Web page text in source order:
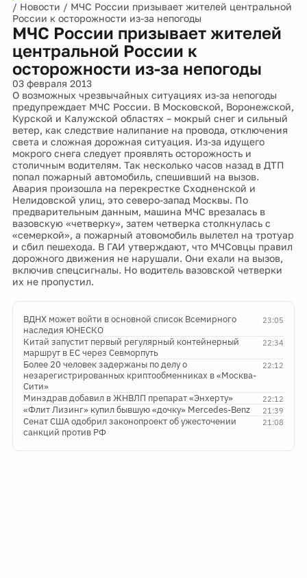
/ Новости / МЧС России призывает жителей центральной
России к осторожности из-за непогоды
МЧС России призывает жителей
центральной России к
осторожности из-за непогоды
03 февраля 2013
О возможных чрезвычайных ситуациях из-за непогоды
предупреждает МЧС России. В Московской, Воронежской,
Курской и Калужской областях – мокрый снег и сильный
ветер, как следствие налипание на провода, отключения
света и сложная дорожная ситуация. Из-за идущего
мокрого снега следует проявлять осторожность и
столичным водителям. Так несколько часов назад в ДТП
попал пожарный автомобиль, спешивший на вызов.
Авария произошла на перекрестке Сходненской и
Нелидовской улиц, это северо-запад Москвы. По
предварительным данным, машина МЧС врезалась в
вазовскую «четверку», затем четверка столкнулась с
«семеркой», а пожарный атовомобиль вылетел на тротуар
и сбил пешехода. В ГАИ утверждают, что МЧСовцы правил
дорожного движения не нарушали. Они ехали на вызов,
включив спецсигналы. Но водитель вазовской четверки
их не пропустил.
23:05
ВДНХ может войти в основной список Всемирного
наследия ЮНЕСКО
22:34
Китай запустит первый регулярный контейнерный
маршрут в ЕС через Севморпуть
22:12
Более 20 человек задержаны по делу о
незарегистрированных криптообменниках в «Москва-
Сити»
22:12
Минздрав добавил в ЖНВЛП препарат «Энхерту»
21:39
«Флит Лизинг» купил бывшую «дочку» Mercedes-Benz
21:08
Сенат США одобрил законопроект об ужесточении
санкций против РФ